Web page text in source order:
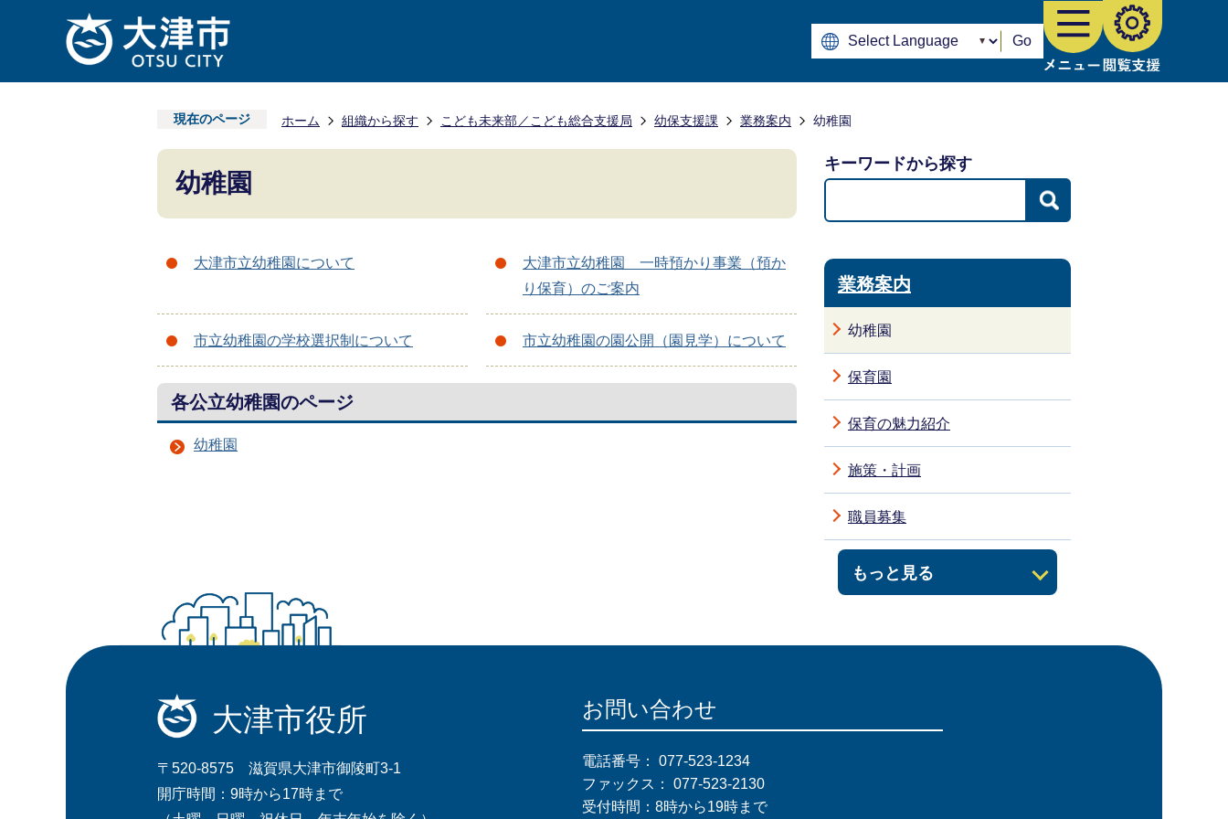
Go
現在のページ ホーム 組織から探す こども未来部／こども総合支援局 幼保支援課 業務案内 幼稚園
幼稚園
大津市立幼稚園について
大津市立幼稚園 一時預かり事業（預か
り保育）のご案内
市立幼稚園の学校選択制について 市立幼稚園の園公開（園見学）について
各公立幼稚園のページ
幼稚園
キーワードから探す
業務案内
幼稚園
保育園
保育の魅力紹介
もっと見る
施策・計画
職員募集
大津市役所
〒520-8575 滋賀県大津市御陵町3-1
開庁時間：9時から17時まで
お問い合わせ
電話番号： 077-523-1234
ファックス： 077-523-2130
受付時間：8時から19時まで